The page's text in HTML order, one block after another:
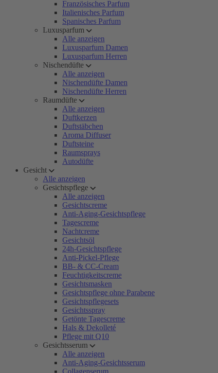
Französisches Parfum
Italienisches Parfum
Spanisches Parfum
Luxusparfum
Alle anzeigen
Luxusparfum Damen
Luxusparfum Herren
Nischendüfte
Alle anzeigen
Nischendüfte Damen
Nischendüfte Herren
Raumdüfte
Alle anzeigen
Duftkerzen
Duftstäbchen
Aroma Diffuser
Duftsteine
Raumsprays
Autodüfte
Gesicht
Alle anzeigen
Gesichtspflege
Alle anzeigen
Gesichtscreme
Anti-Aging-Gesichtspflege
Tagescreme
Nachtcreme
Gesichtsöl
24h-Gesichtspflege
Anti-Pickel-Pflege
BB- & CC-Cream
Feuchtigkeitscreme
Gesichtsmasken
Gesichtspflege ohne Parabene
Gesichtspflegesets
Gesichtsspray
Getönte Tagescreme
Hals & Dekolleté
Pflege mit Q10
Gesichtsserum
Alle anzeigen
Anti-Aging-Gesichtsserum
Collagenserum